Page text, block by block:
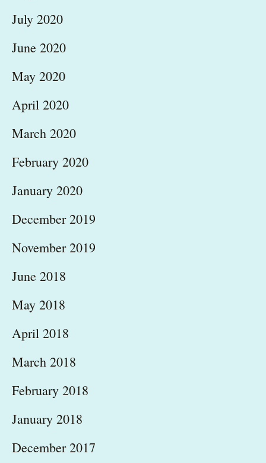
July 2020
June 2020
May 2020
April 2020
March 2020
February 2020
January 2020
December 2019
November 2019
June 2018
May 2018
April 2018
March 2018
February 2018
January 2018
December 2017